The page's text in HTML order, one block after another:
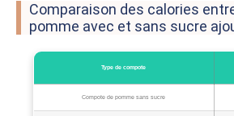
Comparaison des calories
pomme avec et sans sucre
Type de compote
Compote de pomme sans sucre